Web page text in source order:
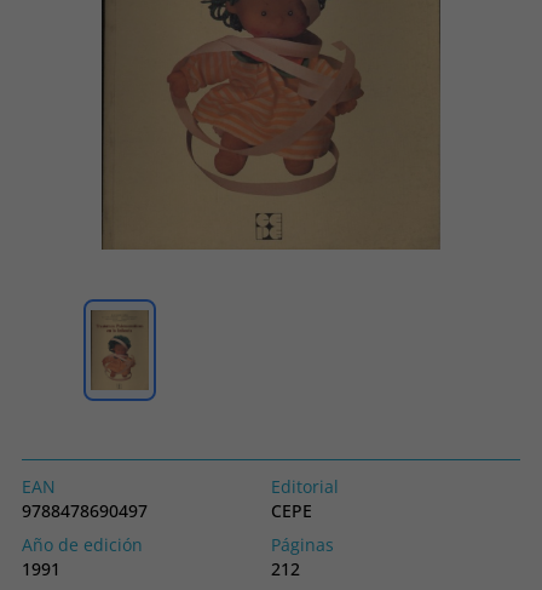
EAN
9788478690497
Editorial
CEPE
Año de edición
1991
Páginas
212